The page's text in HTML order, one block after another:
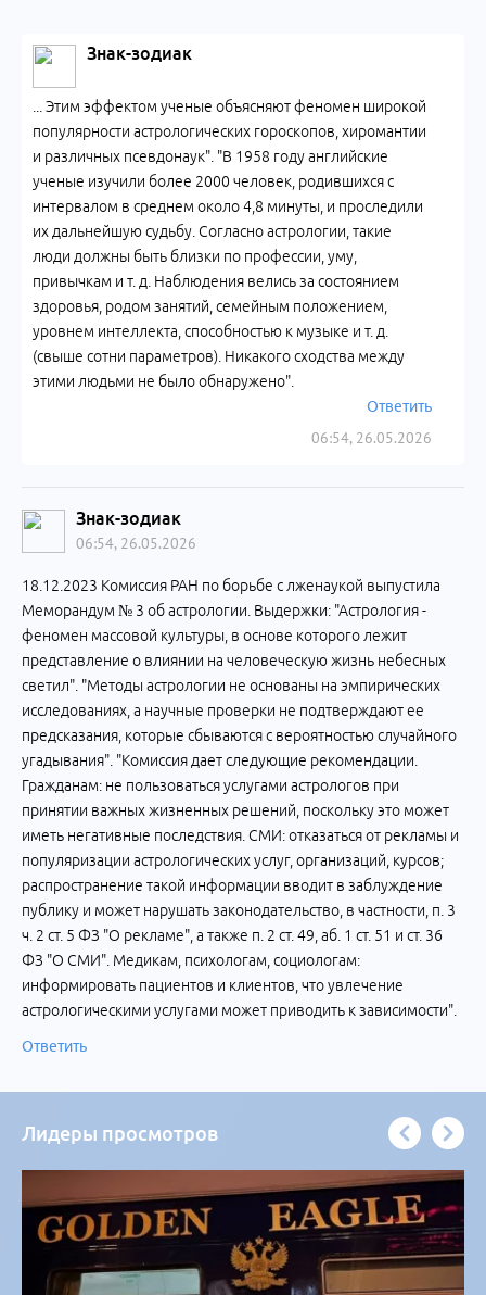
Знак-зодиак
06:54, 26.05.2026
... Этим эффектом ученые объясняют феномен широкой
популярности астрологических гороскопов, хиромантии
и различных псевдонаук". "В 1958 году английские
ученые изучили более 2000 человек, родившихся с
интервалом в среднем около 4,8 минуты, и проследили
их дальнейшую судьбу. Согласно астрологии, такие
люди должны быть близки по профессии, уму,
привычкам и т. д. Наблюдения велись за состоянием
здоровья, родом занятий, семейным положением,
уровнем интеллекта, способностью к музыке и т. д.
(свыше сотни параметров). Никакого сходства между
этими людьми не было обнаружено".
Ответить
Знак-зодиак
06:54, 26.05.2026
18.12.2023 Комиссия РАН по борьбе с лженаукой выпустила
Меморандум № 3 об астрологии. Выдержки: "Астрология -
феномен массовой культуры, в основе которого лежит
представление о влиянии на человеческую жизнь небесных
светил". "Методы астрологии не основаны на эмпирических
исследованиях, а научные проверки не подтверждают ее
предсказания, которые сбываются с вероятностью случайного
угадывания". "Комиссия дает следующие рекомендации.
Гражданам: не пользоваться услугами астрологов при
принятии важных жизненных решений, поскольку это может
иметь негативные последствия. СМИ: отказаться от рекламы и
популяризации астрологических услуг, организаций, курсов;
распространение такой информации вводит в заблуждение
публику и может нарушать законодательство, в частности, п. 3
ч. 2 ст. 5 ФЗ "О рекламе", а также п. 2 ст. 49, аб. 1 ст. 51 и ст. 36
ФЗ "О СМИ". Медикам, психологам, социологам:
информировать пациентов и клиентов, что увлечение
астрологическими услугами может приводить к зависимости".
Ответить
Лидеры просмотров